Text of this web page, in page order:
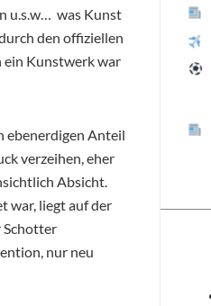
u.s.w… was Kunst
den offiziellen
ein Kunstwerk war
ebenerdigen Anteil
verzeihen, eher
Absicht.
war, liegt auf der
Schotter
nur neu